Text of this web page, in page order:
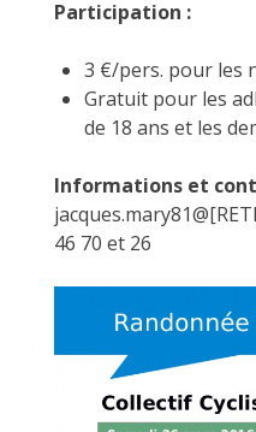
Participation :
3 €/pers. pour les
Gratuit pour les
de 18 ans et les
Informations et
46 70 et 26